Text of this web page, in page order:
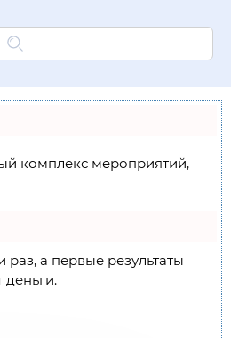
комплекс мероприятий,
раз, а первые результаты
деньги.